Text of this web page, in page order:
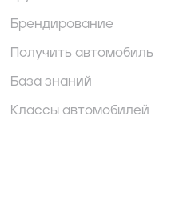
Брендирование
Получить автомобиль
База знаний
Классы автомобилей